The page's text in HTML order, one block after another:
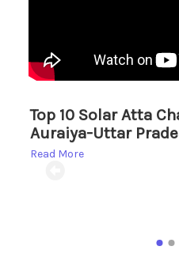
Top 10 Solar Atta
Auraiya-Uttar
Read More